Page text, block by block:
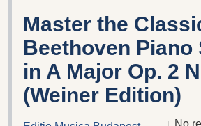
Master the
Beethoven Piano
in A Major Op. 2
(Weiner Edition)
No